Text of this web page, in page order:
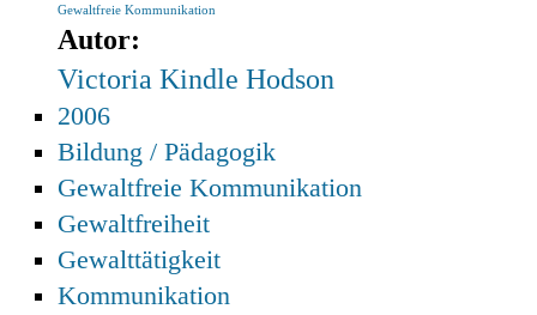
Gewaltfreie Kommunikation
Autor:
Victoria Kindle Hodson
2006
Bildung / Pädagogik
Gewaltfreie Kommunikation
Gewaltfreiheit
Gewalttätigkeit
Kommunikation